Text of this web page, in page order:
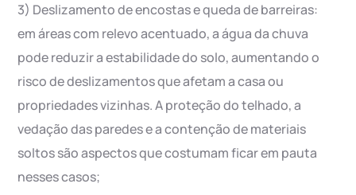
3) Deslizamento de encostas e queda de barreiras:
em áreas com relevo acentuado, a água da chuva
pode reduzir a estabilidade do solo, aumentando o
risco de deslizamentos que afetam a casa ou
propriedades vizinhas. A proteção do telhado, a
vedação das paredes e a contenção de materiais
soltos são aspectos que costumam ficar em pauta
nesses casos;